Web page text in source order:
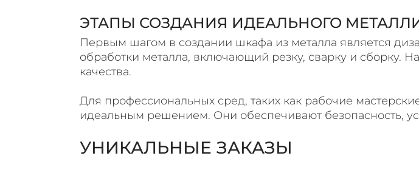
ЭТАПЫ СОЗДАНИЯ ИДЕАЛЬНОГО
Первым шагом в создании шкафа из металла является
обработки металла, включающий резку, сварку и сборку.
качества.
Для профессиональных сред, таких как рабочие
идеальным решением. Они обеспечивают безопасность,
УНИКАЛЬНЫЕ ЗАКАЗЫ